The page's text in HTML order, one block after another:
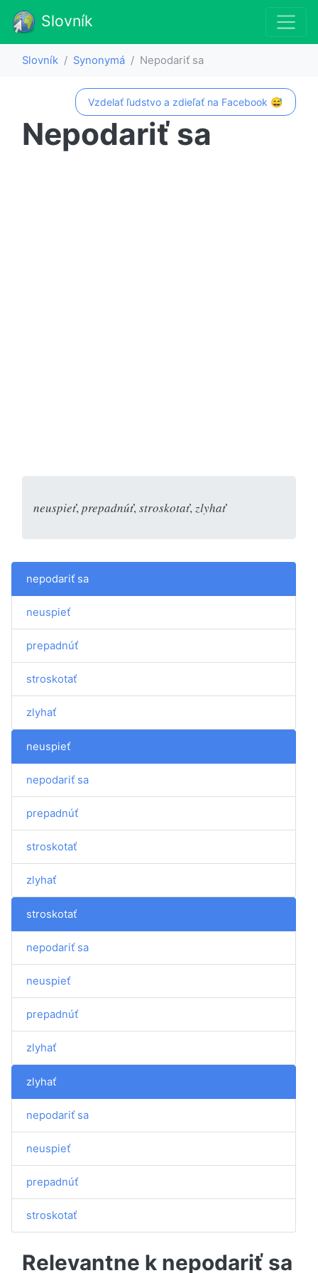
Slovník
Slovník Synonymá Nepodariť sa
Vzdelať ľudstvo a zdieľať na Facebook 😅
Nepodariť sa
neuspieť, prepadnúť, stroskotať, zlyhať
nepodariť sa
neuspieť
prepadnúť
stroskotať
zlyhať
neuspieť
nepodariť sa
prepadnúť
stroskotať
zlyhať
stroskotať
nepodariť sa
neuspieť
prepadnúť
zlyhať
zlyhať
nepodariť sa
neuspieť
prepadnúť
stroskotať
Relevantne k nepodariť sa